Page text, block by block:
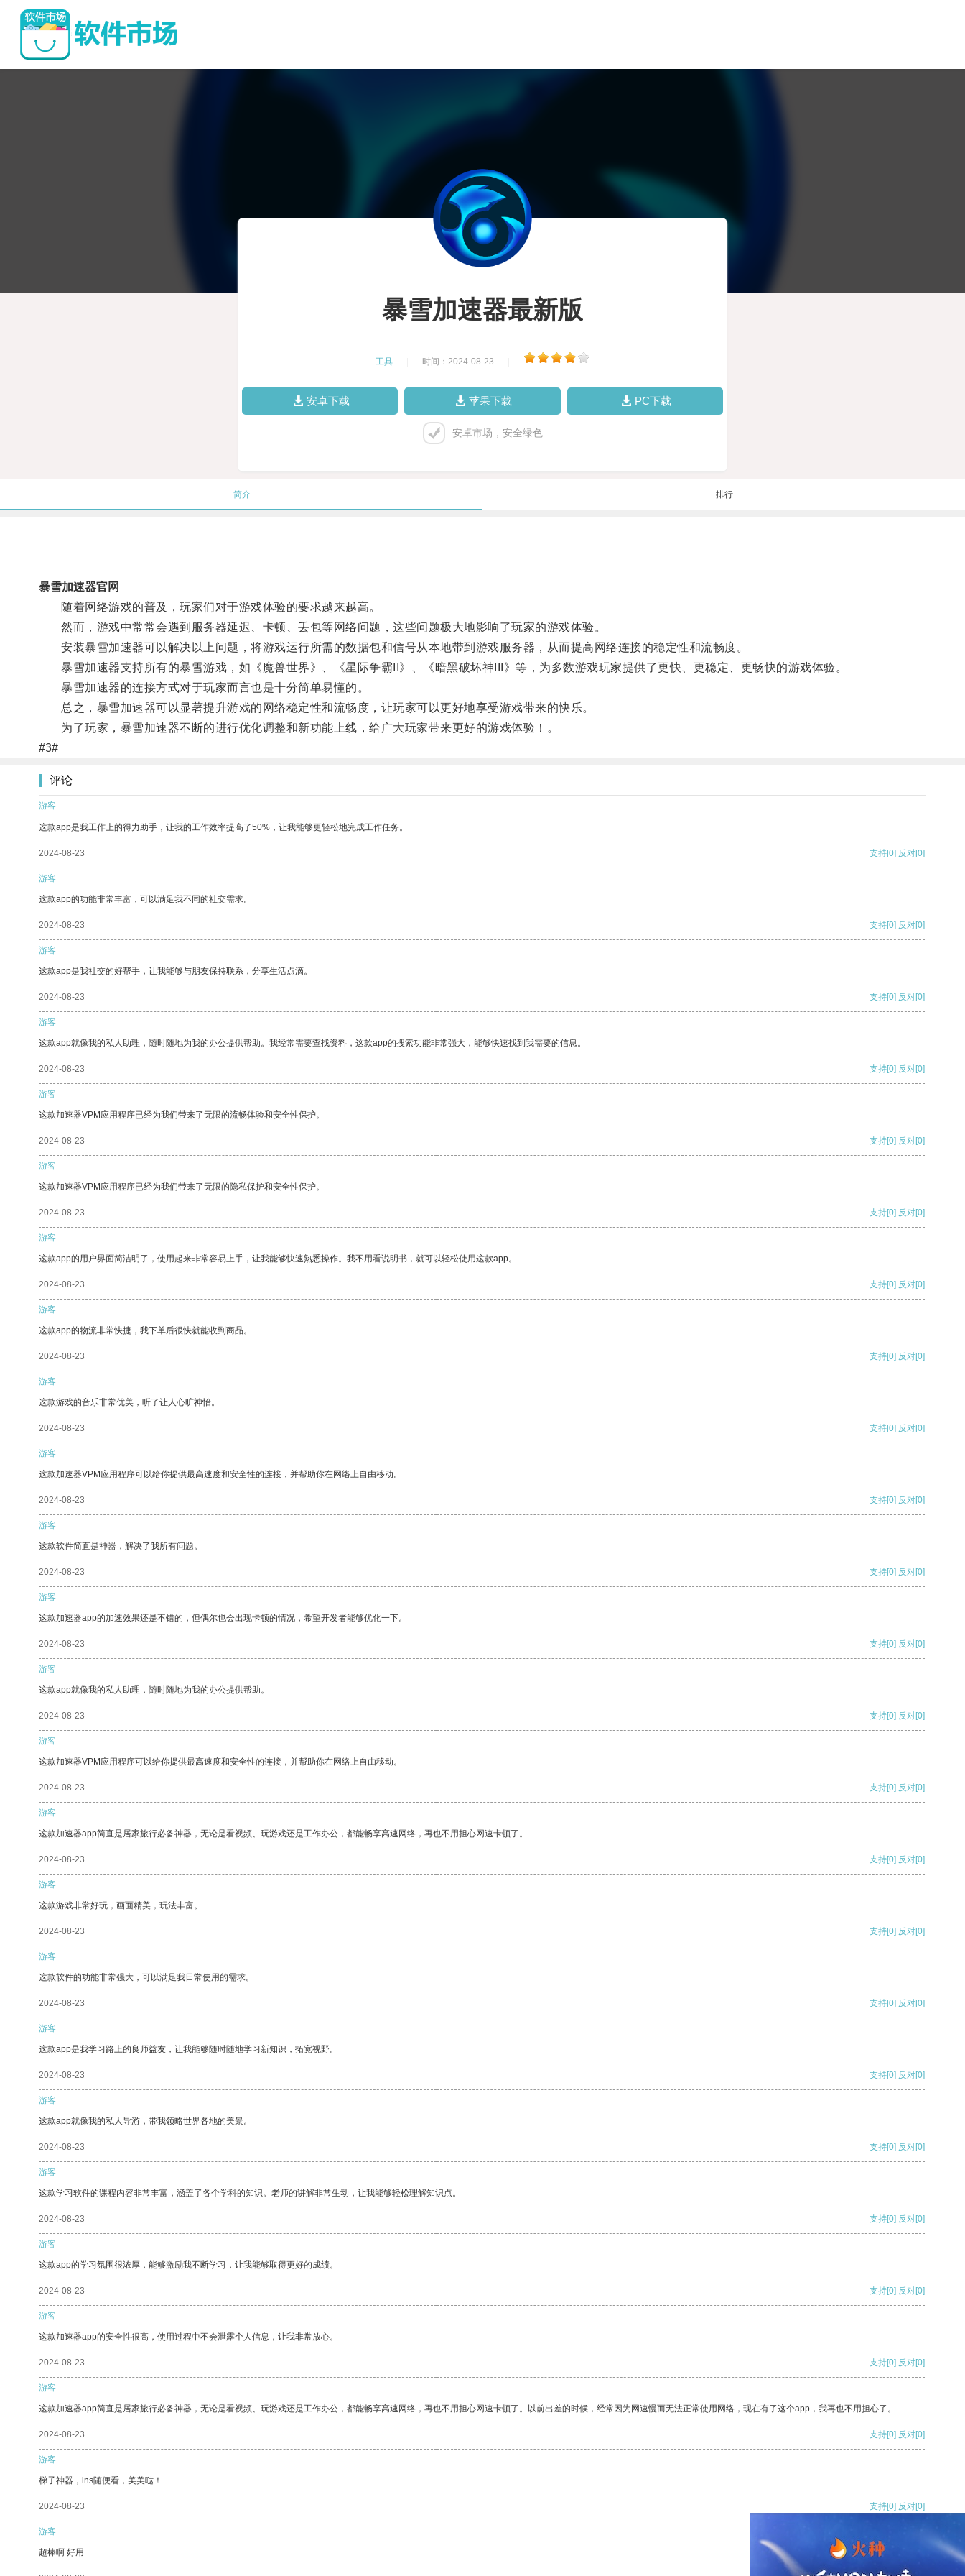
暴雪加速器最新版
工具 时间：2024-08-23
安卓下载 苹果下载 PC下载
安卓市场，安全绿色
简介 排行
暴雪加速器官网
随着网络游戏的普及，玩家们对于游戏体验的要求越来越高。
然而，游戏中常常会遇到服务器延迟、卡顿、丢包等网络问题，这些问题极大地影响了玩家的游戏体验。
安装暴雪加速器可以解决以上问题，将游戏运行所需的数据包和信号从本地带到游戏服务器，从而提高网络连接的稳定性和流畅度。
暴雪加速器支持所有的暴雪游戏，如《魔兽世界》、《星际争霸II》、《暗黑破坏神III》等，为多数游戏玩家提供了更快、更稳定、更畅快的游戏体验。
暴雪加速器的连接方式对于玩家而言也是十分简单易懂的。
总之，暴雪加速器可以显著提升游戏的网络稳定性和流畅度，让玩家可以更好地享受游戏带来的快乐。
为了玩家，暴雪加速器不断的进行优化调整和新功能上线，给广大玩家带来更好的游戏体验！。
#3#
评论
游客
这款app是我工作上的得力助手，让我的工作效率提高了50%，让我能够更轻松地完成工作任务。
2024-08-23 支持[0] 反对[0]
游客
这款app的功能非常丰富，可以满足我不同的社交需求。
2024-08-23 支持[0] 反对[0]
游客
这款app是我社交的好帮手，让我能够与朋友保持联系，分享生活点滴。
2024-08-23 支持[0] 反对[0]
游客
这款app就像我的私人助理，随时随地为我的办公提供帮助。我经常需要查找资料，这款app的搜索功能非常强大，能够快速找到我需要的信息。
2024-08-23 支持[0] 反对[0]
游客
这款加速器VPM应用程序已经为我们带来了无限的流畅体验和安全性保护。
2024-08-23 支持[0] 反对[0]
游客
这款加速器VPM应用程序已经为我们带来了无限的隐私保护和安全性保护。
2024-08-23 支持[0] 反对[0]
游客
这款app的用户界面简洁明了，使用起来非常容易上手，让我能够快速熟悉操作。我不用看说明书，就可以轻松使用这款app。
2024-08-23 支持[0] 反对[0]
游客
这款app的物流非常快捷，我下单后很快就能收到商品。
2024-08-23 支持[0] 反对[0]
游客
这款游戏的音乐非常优美，听了让人心旷神怡。
2024-08-23 支持[0] 反对[0]
游客
这款加速器VPM应用程序可以给你提供最高速度和安全性的连接，并帮助你在网络上自由移动。
2024-08-23 支持[0] 反对[0]
游客
这款软件简直是神器，解决了我所有问题。
2024-08-23 支持[0] 反对[0]
游客
这款加速器app的加速效果还是不错的，但偶尔也会出现卡顿的情况，希望开发者能够优化一下。
2024-08-23 支持[0] 反对[0]
游客
这款app就像我的私人助理，随时随地为我的办公提供帮助。
2024-08-23 支持[0] 反对[0]
游客
这款加速器VPM应用程序可以给你提供最高速度和安全性的连接，并帮助你在网络上自由移动。
2024-08-23 支持[0] 反对[0]
游客
这款加速器app简直是居家旅行必备神器，无论是看视频、玩游戏还是工作办公，都能畅享高速网络，再也不用担心网速卡顿了。
2024-08-23 支持[0] 反对[0]
游客
这款游戏非常好玩，画面精美，玩法丰富。
2024-08-23 支持[0] 反对[0]
游客
这款软件的功能非常强大，可以满足我日常使用的需求。
2024-08-23 支持[0] 反对[0]
游客
这款app是我学习路上的良师益友，让我能够随时随地学习新知识，拓宽视野。
2024-08-23 支持[0] 反对[0]
游客
这款app就像我的私人导游，带我领略世界各地的美景。
2024-08-23 支持[0] 反对[0]
游客
这款学习软件的课程内容非常丰富，涵盖了各个学科的知识。老师的讲解非常生动，让我能够轻松理解知识点。
2024-08-23 支持[0] 反对[0]
游客
这款app的学习氛围很浓厚，能够激励我不断学习，让我能够取得更好的成绩。
2024-08-23 支持[0] 反对[0]
游客
这款加速器app的安全性很高，使用过程中不会泄露个人信息，让我非常放心。
2024-08-23 支持[0] 反对[0]
游客
这款加速器app简直是居家旅行必备神器，无论是看视频、玩游戏还是工作办公，都能畅享高速网络，再也不用担心网速卡顿了。以前出差的时候，经常因为网速慢而无法正常使用网络，现在有了这个app，我再也不用担心了。
2024-08-23 支持[0] 反对[0]
游客
梯子神器，ins随便看，美美哒！
2024-08-23 支持[0] 反对[0]
游客
超棒啊 好用